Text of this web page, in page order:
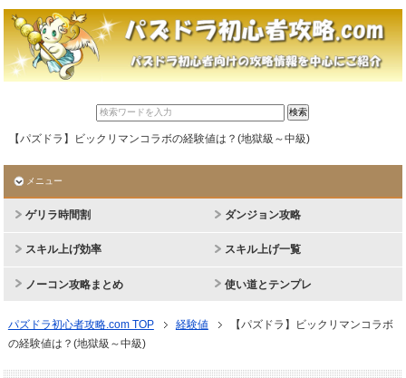
【パズドラ】ビックリマンコラボの経験値は？(地獄級～中級)
メニュー
ゲリラ時間割 ダンジョン攻略
スキル上げ効率 スキル上げ一覧
ノーコン攻略まとめ 使い道とテンプレ
パズドラ初心者攻略.com TOP 経験値
【パズドラ】ビックリマンコラボ
の経験値は？(地獄級～中級)